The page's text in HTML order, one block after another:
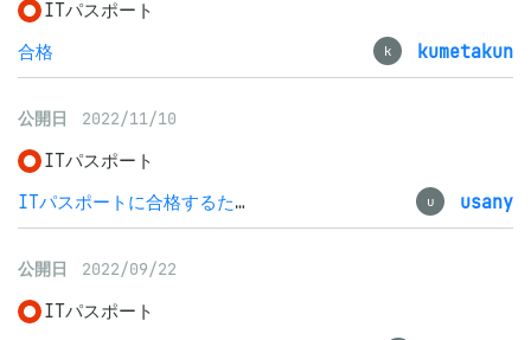
ITパスポート
合格
k kumetakun
公開日 2022/11/10
ITパスポート
ITパスポートに合格するために
u usany
公開日 2022/09/22
ITパスポート